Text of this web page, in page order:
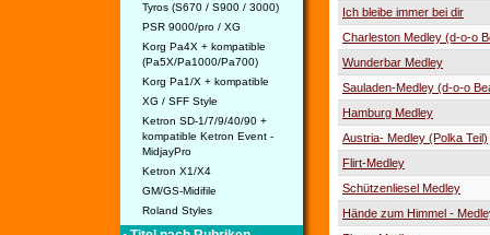
Tyros (S670 / S900 / 3000)
PSR 9000/pro / XG
Korg Pa4X + kompatible
(Pa5X/Pa1000/Pa700)
Korg Pa1/X + kompatible
XG / SFF Style
Ketron SD-1/7/9/40/90 +
kompatible Ketron Event -
MidjayPro
Ketron X1/X4
GM/GS-Midifile
Roland Styles
Ich bleibe immer bei dir
Charleston Medley (d-o-o
Wunderbar Medley
Sauladen-Medley (d-o-o
Hamburg Medley
Austria- Medley (Polka Teil)
Flirt-Medley
Schützenliesel Medley
Hände zum Himmel -